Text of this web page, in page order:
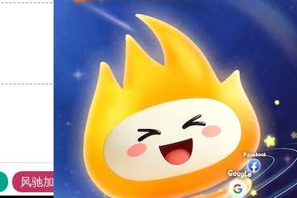
支持[0] 反对[0]
风驰加速器 旋风加速器